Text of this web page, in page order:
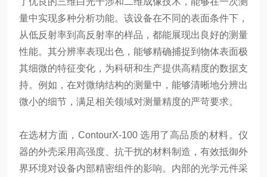
量中实现多种分析功能。该设备在不同的表面条件下，
从低反射率到高反射率的样品，都能展现出良好的测量
性能。其分辨率表现出色，能够精确捕捉到物体表面极
其细微的特征变化，为科研和生产提供高精度的数据支
持。例如，在对微纳结构的测量中，能够清晰地分辨出
微小的细节，满足相关领域对测量精度的严苛要求。
在选材方面，ContourX-100 选用了高品质的材料。仪
器的外壳采用高强度、抗干扰的材料制造，有效抵御外
界环境对设备内部精密组件的影响。内部的光学元件采